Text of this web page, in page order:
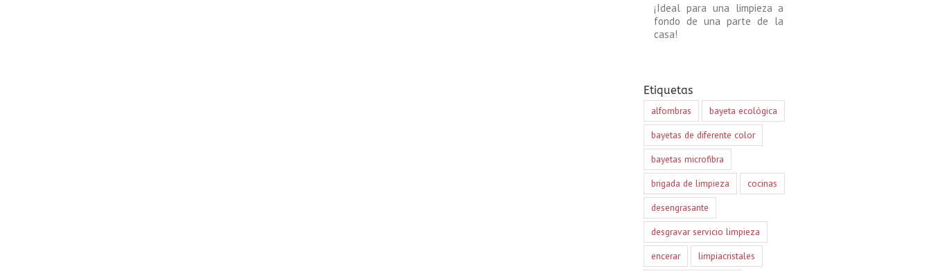
¡Ideal para una limpieza a
fondo de una parte de la
casa!
Etiquetas
alfombras
bayeta ecológica
bayetas de diferente color
bayetas microfibra
brigada de limpieza
cocinas
desengrasante
desgravar servicio limpieza
encerar
limpiacristales